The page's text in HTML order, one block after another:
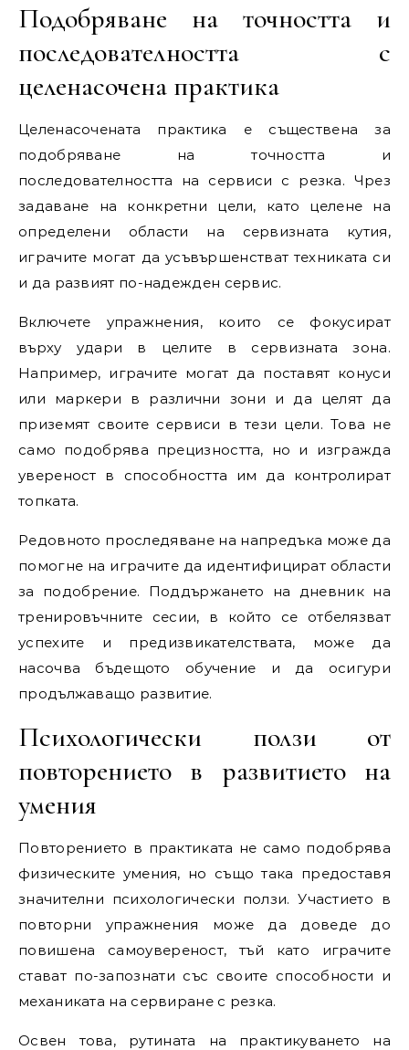
Подобряване на точността и
последователността с
целенасочена практика
Целенасочената практика е съществена за
подобряване на точността и
последователността на сервиси с резка. Чрез
задаване на конкретни цели, като целене на
определени области на сервизната кутия,
играчите могат да усъвършенстват техниката си
и да развият по-надежден сервис.
Включете упражнения, които се фокусират
върху удари в целите в сервизната зона.
Например, играчите могат да поставят конуси
или маркери в различни зони и да целят да
приземят своите сервиси в тези цели. Това не
само подобрява прецизността, но и изгражда
увереност в способността им да контролират
топката.
Редовното проследяване на напредъка може да
помогне на играчите да идентифицират области
за подобрение. Поддържането на дневник на
тренировъчните сесии, в който се отбелязват
успехите и предизвикателствата, може да
насочва бъдещото обучение и да осигури
продължаващо развитие.
Психологически ползи от
повторението в развитието на
умения
Повторението в практиката не само подобрява
физическите умения, но също така предоставя
значителни психологически ползи. Участието в
повторни упражнения може да доведе до
повишена самоувереност, тъй като играчите
стават по-запознати със своите способности и
механиката на сервиране с резка.
Освен това, рутината на практикуването на